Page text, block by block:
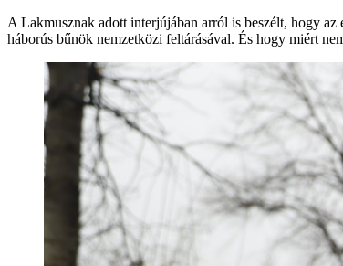
A Lakmusznak adott interjújában arról is beszélt, hogy az
háborús bűnök nemzetközi feltárásával. És hogy miért